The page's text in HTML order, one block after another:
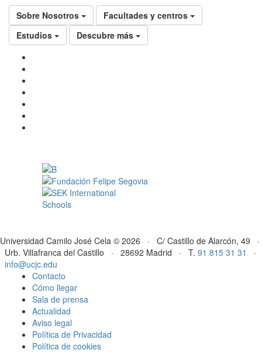
Sobre Nosotros
Facultades y centros
Estudios
Descubre más
Universidad Camilo José Cela © 2026 · C/ Castillo de Alarcón, 49 ·
Urb. Villafranca del Castillo · 28692 Madrid · T. 91 815 31 31
·
info@ucjc.edu
Contacto
Cómo llegar
Sala de prensa
Actualidad
Aviso legal
Política de Privacidad
Política de cookies